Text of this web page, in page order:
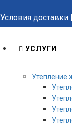
Условия доставки |
УСЛУГИ
Утепление